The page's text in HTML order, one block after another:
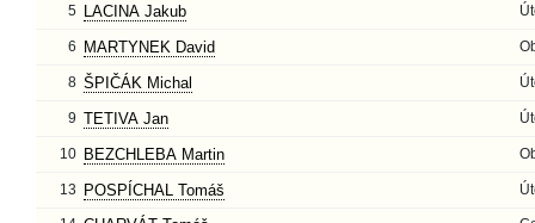
5 LACINA Jakub
6 MARTYNEK David
8 ŠPIČÁK Michal
9 TETIVA Jan
10 BEZCHLEBA Martin
13 POSPÍCHAL Tomáš